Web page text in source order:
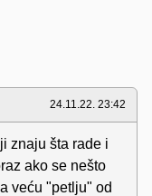
24.11.22. 23:42
znaju šta rade i
ako se nešto
veću "petlju" od